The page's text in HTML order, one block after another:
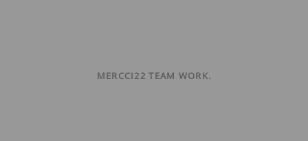
MERCCI22 TEAM WORK.